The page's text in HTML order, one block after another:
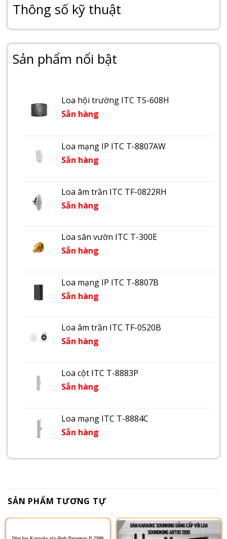
Thông số kỹ thuật
Sản phẩm nổi bật
Loa hội trường ITC TS-608H
Sẵn hàng
Loa mạng IP ITC T-8807AW
Sẵn hàng
Loa âm trần ITC TF-0822RH
Sẵn hàng
Loa sân vườn ITC T-300E
Sẵn hàng
Loa mạng IP ITC T-8807B
Sẵn hàng
Loa âm trần ITC TF-0520B
Sẵn hàng
Loa cột ITC T-8883P
Sẵn hàng
Loa mạng ITC T-8884C
Sẵn hàng
SẢN PHẨM TƯƠNG TỰ